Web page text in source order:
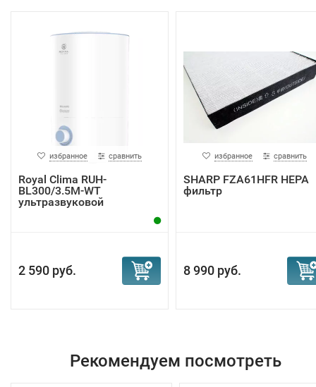
избранное сравнить
Royal Clima RUH-
BL300/3.5M-WT
ультразвуковой
2 590 руб.
избранное сравнить
SHARP FZA61HFR HEPA
фильтр
8 990 руб.
Рекомендуем посмотреть